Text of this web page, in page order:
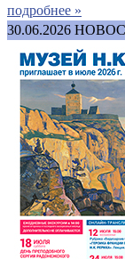
подробнее »
30.06.2026